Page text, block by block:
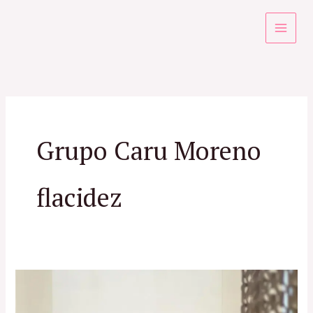
Grupo Caru Moreno
flacidez